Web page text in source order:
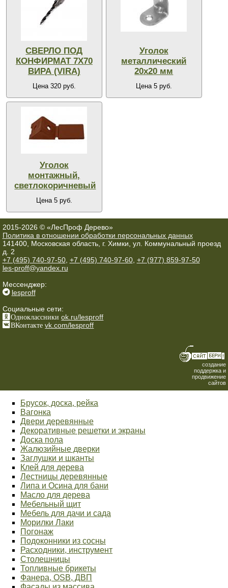
СВЕРЛО ПОД
КОНФИРМАТ 7Х70
ВИРА (VIRA)
Цена 320 руб.
Уголок
металлический
20х20 мм
Цена 5 руб.
Уголок
монтажный,
светлокоричневый
Цена 5 руб.
2015-2026 © «ЛесПроф Дерево»
Политика в отношении обработки персональных данных
141400, Московская область, г. Химки, ул. Коммунальный проезд
д. 2
+7 (495) 740-97-50, +7 (495) 740-97-60, +7 (977) 859-97-50
les-proff@yandex.ru
Мессенджер:
lesproff
Социальные сети:
Одноклассники ok.ru/lesproff
ВКонтакте vk.com/lesproff
создание
поддержка и
продвижение
сайтов
Брусок, доска, рейка
Вагонка
Двери деревянные
Декоративные решетки и экраны
Доска пола
Жалюзийные дверки
Заглушки и шканты
Клей для дерева
Лестницы деревянные
Липа и Осина для бани
Масло для дерева
Мебельный щит
Мебель для дачи и сада
Морилки Лаки
Погонаж
Подоконники из сосны
Расходники, инструмент
Столешницы
Топливные брикеты
Фанера, OSB, ДВП